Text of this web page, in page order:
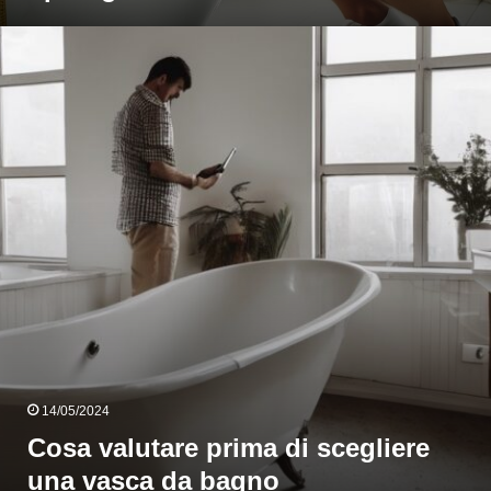
14/05/2024
Cosa valutare prima di scegliere
una vasca da bagno